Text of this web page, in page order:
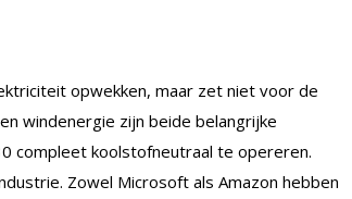
opwekken, maar zet niet voor de
windenergie zijn beide belangrijke
compleet koolstofneutraal te opereren.
Zowel Microsoft als Amazon hebben